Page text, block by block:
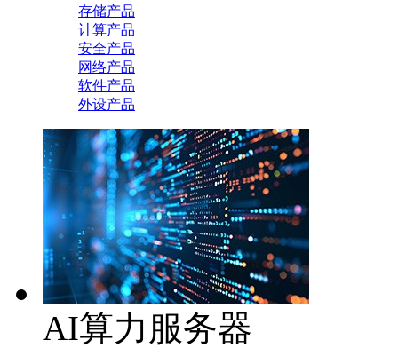
存储产品
计算产品
安全产品
网络产品
软件产品
外设产品
AI算力服务器